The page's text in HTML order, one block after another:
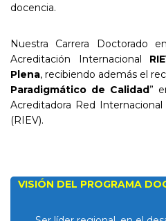
docencia.
Nuestra Carrera Doctorado
Acreditación Internacional
Plena, recibiendo además el
Paradigmático de Calidad”
Acreditadora Red
(RIEV).
VISIÓN DEL PROGRAMA